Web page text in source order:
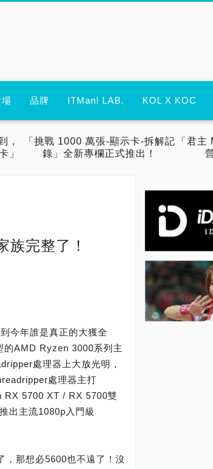
場 品牌 ITMan! LAB. KOL X KOC
，
」
「挑戰 1000 萬張-顯示卡-拆解記
錄」全新專欄正式推出！
「君
族完整了！
今年誰是真正的大獲全
的AMD Ryzen 3000系列主
處理器上大放光明，
處理器主打
RX 5700 XT / RX 5700雙
出主流1080p入門級
，那想必5600也不遠了！沒